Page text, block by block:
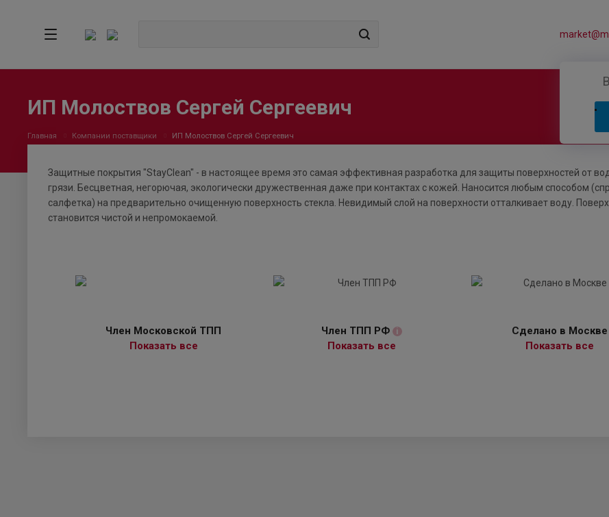
ИП Молоствов Сергей Сергеевич
Главная Компании поставщики ИП Молоствов Сергей Сергеевич
Защитные покрытия "StayClean" - в настоящее время это самая эффективная разработка для защиты поверхностей от
грязи. Бесцветная, негорючая, экологически дружественная даже при контактах с кожей. Наносится любым способом
салфетка) на предварительно очищенную поверхность стекла. Невидимый слой на поверхности отталкивает воду.
становится чистой и непромокаемой.
Член Московской ТПП
Показать все
Член ТПП РФ i
Показать все
Сделано в Москве
Показать все